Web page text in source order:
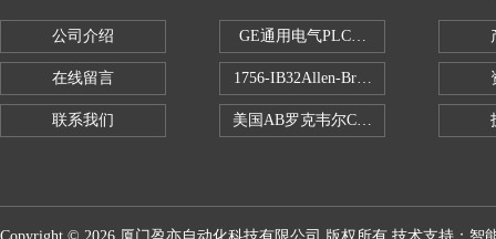
公司介绍
在线留言
联系我们
GE通用电气PLC控制器
1756-IB32Allen-Bradley1756IB32数字
美国AB罗克韦尔CPU处理器